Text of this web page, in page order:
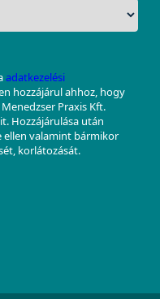
adatkezelési
hozzájárul ahhoz, hogy
Praxis Kft.
Hozzájárulása után
ellen valamint bármikor
korlátozását.